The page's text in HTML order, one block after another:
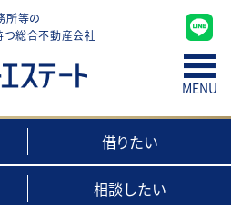
所等の
つ総合不動産会社
MENU
借りたい
相談したい